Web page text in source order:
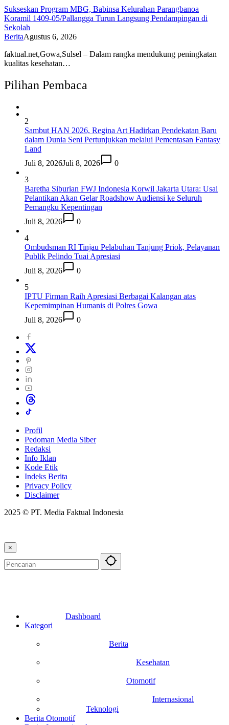
Sukseskan Program MBG, Babinsa Kelurahan Parangbanoa
Koramil 1409-05/Pallangga Turun Langsung Pendampingan di
Sekolah
BeritaAgustus 6, 2026
faktual.net,Gowa,Sulsel – Dalam rangka mendukung peningkatan
kualitas kesehatan…
Pilihan Pembaca
2
Sambut HAN 2026, Regina Art Hadirkan Pendekatan Baru
dalam Dunia Seni Pertunjukkan melalui Pementasan Fantasy
Land
Juli 8, 2026Juli 8, 2026
0
3
Baretha Siburian FWJ Indonesia Korwil Jakarta Utara: Usai
Pelantikan Akan Gelar Roadshow Audiensi ke Seluruh
Pemangku Kepentingan
Juli 8, 2026
0
4
Ombudsman RI Tinjau Pelabuhan Tanjung Priok, Pelayanan
Publik Pelindo Tuai Apresiasi
Juli 8, 2026
0
5
IPTU Firman Raih Apresiasi Berbagai Kalangan atas
Kepemimpinan Humanis di Polres Gowa
Juli 8, 2026
0
Profil
Pedoman Media Siber
Redaksi
Info Iklan
Kode Etik
Indeks Berita
Privacy Policy
Disclaimer
2025 © PT. Media Faktual Indonesia
×
Dashboard
Kategori
Berita
Kesehatan
Otomotif
Internasional
Teknologi
Berita Otomotif